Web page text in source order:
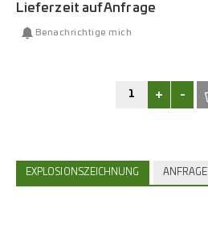
Lieferzeit auf Anfrage
Benachrichtige mich
+ -
EXPLOSIONSZEICHNUNG ANFRAGE